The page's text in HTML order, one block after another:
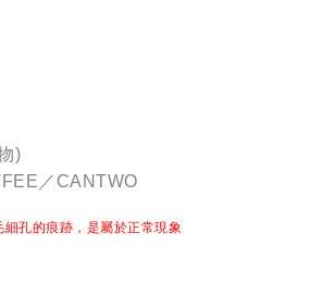
)
／CANTWO
孔的痕跡，是屬於正常現象